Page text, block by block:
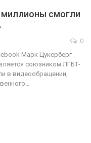
смогли
0
Марк Цукерберг
союзником ЛГБТ-
в видеообращении,